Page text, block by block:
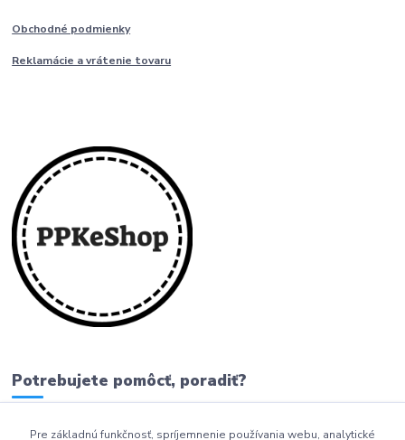
Obchodné podmienky
Reklamácie a vrátenie tovaru
Potrebujete pomôcť, poradiť?
0911 279 230
Pre základnú funkčnosť, spríjemnenie používania webu, analytické